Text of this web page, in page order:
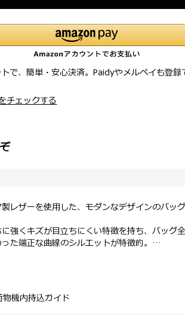
で、簡単・安心決済。Paidyやメルペイも登録
チェックする
製レザーを使用した、モダンなデザインのバッ
に強くキズが目立ちにくい特徴を持ち、バッグ
た端正な曲線のシルエットが特徴的。
のメタルパーツ、根革、ファスナー引手など、
トバッグが展開されています。
ショルダーやボディバッグもあり、コンパクト
的な設計。
ゆるやかにラウンドしたトートバッグ。
、肩に掛けてもストレスを感じません。
ングがせり上がっており、アクセントになっ
物機内持込ガイド